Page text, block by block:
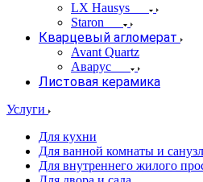
LX Hausys
Staron
Кварцевый агломерат
Avant Quartz
Аварус
Листовая керамика
Услуги
Для кухни
Для ванной комнаты и
Для внутреннего жилого